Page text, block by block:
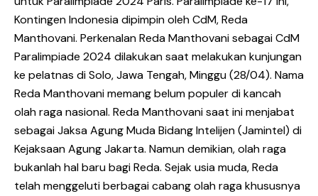
Kontingen Indonesia dipimpin oleh CdM, Reda
Manthovani. Perkenalan Reda Manthovani sebagai CdM
Paralimpiade 2024 dilakukan saat melakukan kunjungan
ke pelatnas di Solo, Jawa Tengah, Minggu (28/04). Nama
Reda Manthovani memang belum populer di kancah
olah raga nasional. Reda Manthovani saat ini menjabat
sebagai Jaksa Agung Muda Bidang Intelijen (Jamintel) di
Kejaksaan Agung Jakarta. Namun demikian, olah raga
bukanlah hal baru bagi Reda. Sejak usia muda, Reda
telah menggeluti berbagai cabang olah raga khususnya